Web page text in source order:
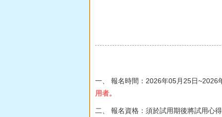
一、 報名時間：2026年05月25日
用者。
二、 報名資格：須於試用期後將試用心